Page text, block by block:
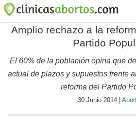
Amplio rechazo a la
Partido
El 60% de la población opina que
actual de plazos y supuestos frente
reforma del Partido
30 Junio 2014 |